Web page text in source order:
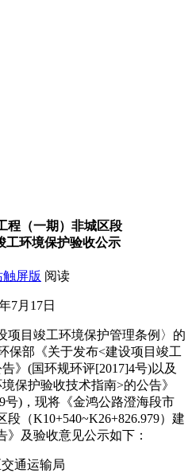
程（一期）非城区段
工环境保护验收公示
屏版 阅读
7月17日
项目竣工环境保护管理条例〉的
保部《关于发布<建设项目竣工
》(国环规环评[2017]4号)以及
保护验收技术指南>的公告》
号)，现将《金鸿公路澄海段市
（K10+540~K26+826.979）建
及验收意见公示如下：
通运输局